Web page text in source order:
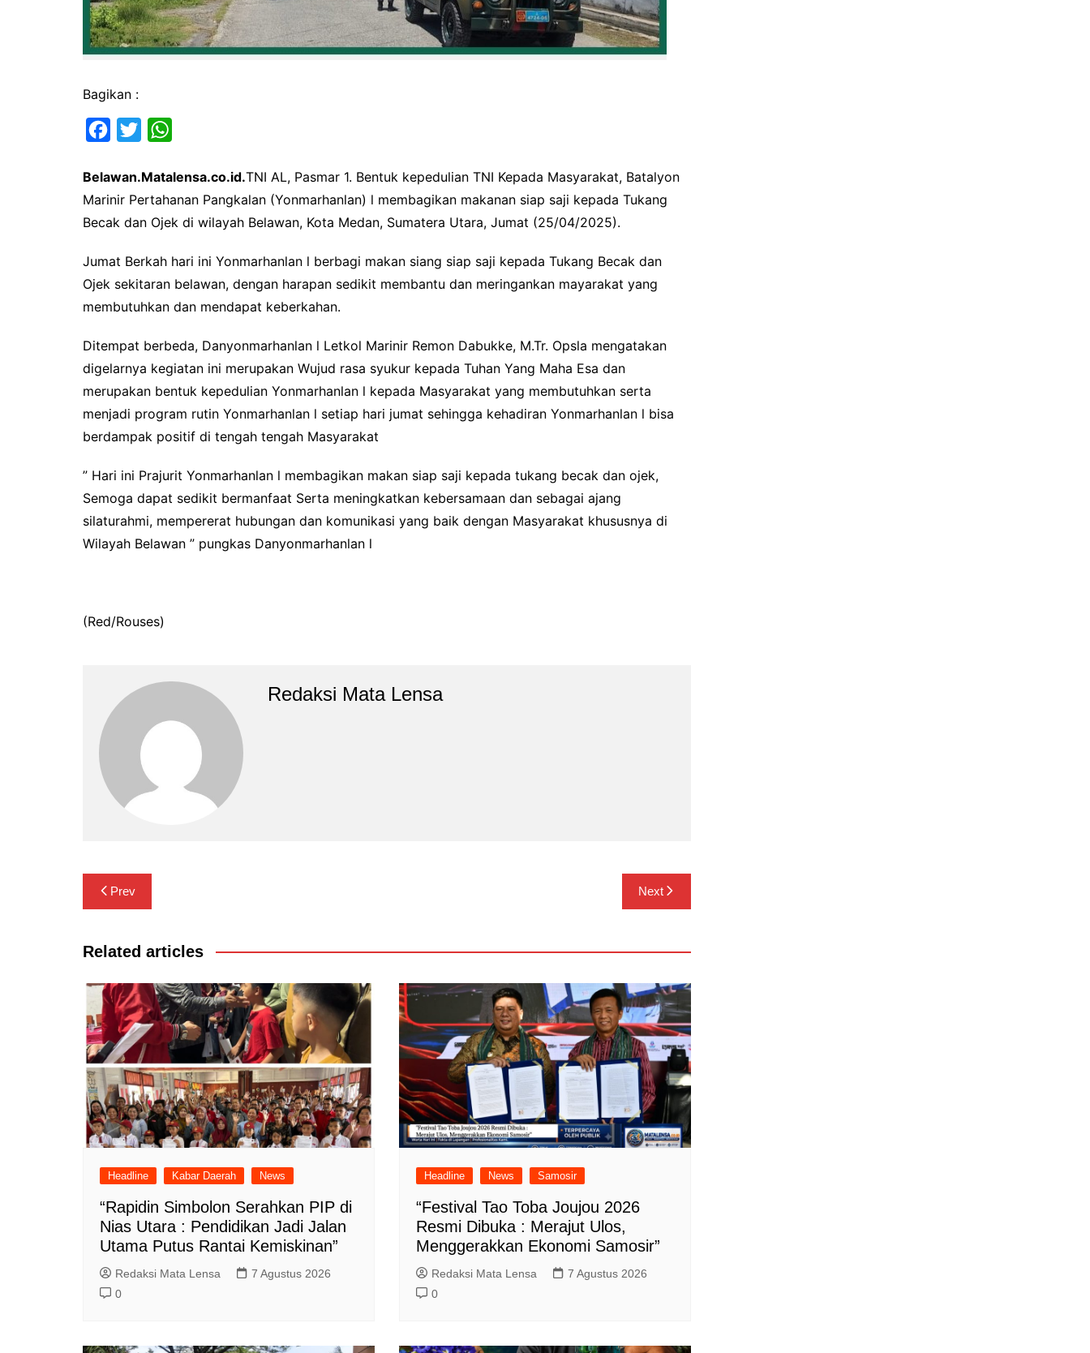
Bagikan :
c
e
b
k
i
t
t
a
t
s
p
p
Belawan.Matalensa.co.id.TNI AL, Pasmar 1. Bentuk kepedulian TNI Kepada Masyarakat, Batalyon
Marinir Pertahanan Pangkalan (Yonmarhanlan) l membagikan makanan siap saji kepada Tukang
Becak dan Ojek di wilayah Belawan, Kota Medan, Sumatera Utara, Jumat (25/04/2025).
Jumat Berkah hari ini Yonmarhanlan l berbagi makan siang siap saji kepada Tukang Becak dan
Ojek sekitaran belawan, dengan harapan sedikit membantu dan meringankan mayarakat yang
membutuhkan dan mendapat keberkahan.
Ditempat berbeda, Danyonmarhanlan l Letkol Marinir Remon Dabukke, M.Tr. Opsla mengatakan
digelarnya kegiatan ini merupakan Wujud rasa syukur kepada Tuhan Yang Maha Esa dan
merupakan bentuk kepedulian Yonmarhanlan l kepada Masyarakat yang membutuhkan serta
menjadi program rutin Yonmarhanlan l setiap hari jumat sehingga kehadiran Yonmarhanlan l bisa
berdampak positif di tengah tengah Masyarakat
” Hari ini Prajurit Yonmarhanlan l membagikan makan siap saji kepada tukang becak dan ojek,
Semoga dapat sedikit bermanfaat Serta meningkatkan kebersamaan dan sebagai ajang
silaturahmi, mempererat hubungan dan komunikasi yang baik dengan Masyarakat khususnya di
Wilayah Belawan ” pungkas Danyonmarhanlan l
(Red/Rouses)
Redaksi Mata Lensa
Navigasi
pos
Prev Next
Related articles
Headline Kabar Daerah News
“Rapidin Simbolon Serahkan PIP di
Nias Utara : Pendidikan Jadi Jalan
Utama Putus Rantai Kemiskinan”
Redaksi Mata Lensa
7 Agustus 2026
0
Headline News Samosir
“Festival Tao Toba Joujou 2026
Resmi Dibuka : Merajut Ulos,
Menggerakkan Ekonomi Samosir”
Redaksi Mata Lensa
7 Agustus 2026
0